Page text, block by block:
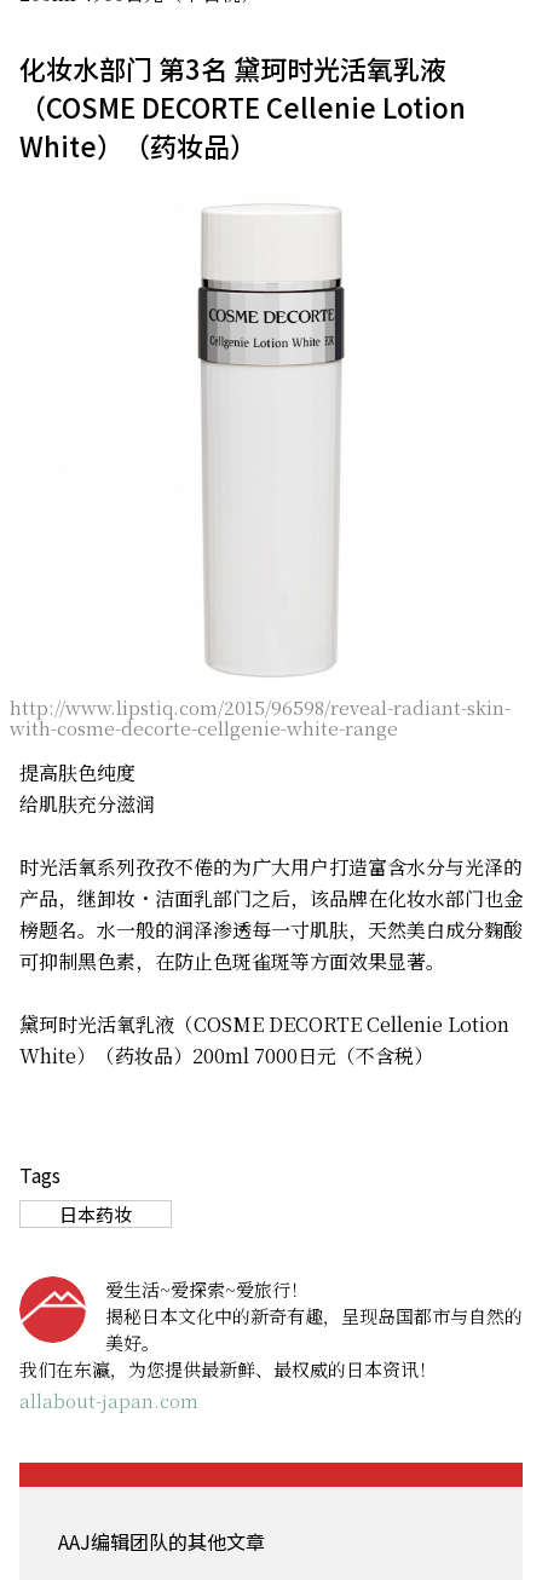
化妆水部门 第3名 黛珂时光活氧乳液
（COSME DECORTE Cellenie Lotion
White）（药妆品）
http://www.lipstiq.com/2015/96598/reveal-radiant-skin-
with-cosme-decorte-cellgenie-white-range
提高肤色纯度
给肌肤充分滋润
时光活氧系列孜孜不倦的为广大用户打造富含水分与光泽的
产品，继卸妆・洁面乳部门之后，该品牌在化妆水部门也金
榜题名。水一般的润泽渗透每一寸肌肤，天然美白成分麴酸
可抑制黑色素，在防止色斑雀斑等方面效果显著。
黛珂时光活氧乳液（COSME DECORTE Cellenie Lotion
White）（药妆品）200ml 7000日元（不含税）
Tags
日本药妆
爱生活~爱探索~爱旅行！
揭秘日本文化中的新奇有趣，呈现岛国都市与自然的
美好。
我们在东瀛，为您提供最新鲜、最权威的日本资讯！
allabout-japan.com
AAJ编辑团队的其他文章